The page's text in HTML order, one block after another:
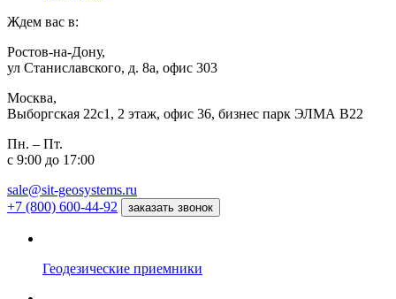
Ждем вас в:
Ростов-на-Дону,
ул Станиславского, д. 8а, офис 303
Москва,
Выборгская 22с1, 2 этаж, офис 36, бизнес парк ЭЛМА В22
Пн. – Пт.
с 9:00 до 17:00
sale@sit-geosystems.ru
+7 (800) 600-44-92
заказать звонок
Геодезические приемники